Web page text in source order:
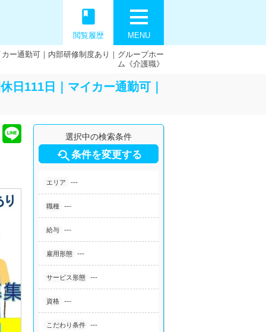
MENU
book
閲覧履歴
ー通勤可｜内部研修制度あり｜グループホー
ム《介護職》
日111日｜マイカー通勤可｜
選択中の検索条件
条件を変更する
エリア ---
職種 ---
給与 ---
雇用形態 ---
サービス形態 ---
資格 ---
こだわり条件 ---